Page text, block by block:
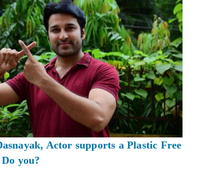
Actor supports a Plastic Free
you?